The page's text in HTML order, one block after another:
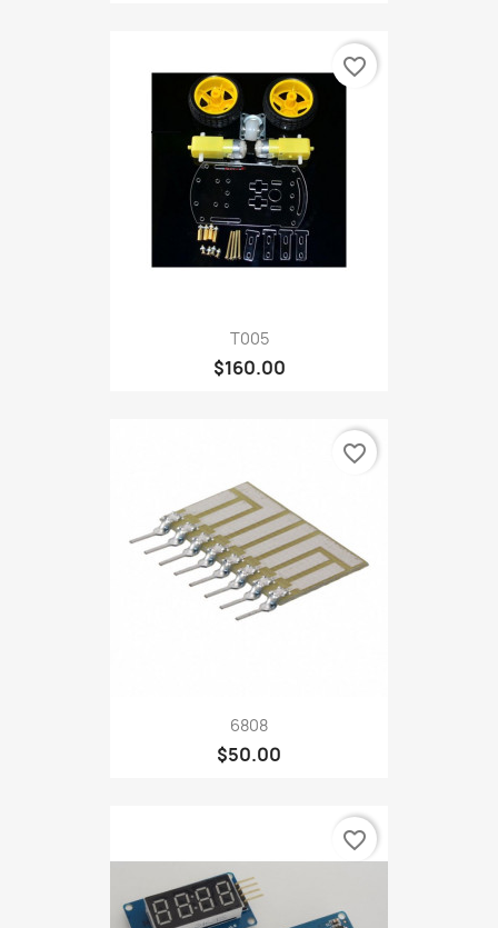
T005
$160.00
favorite_border
6808
$50.00
favorite_border
favorite_border